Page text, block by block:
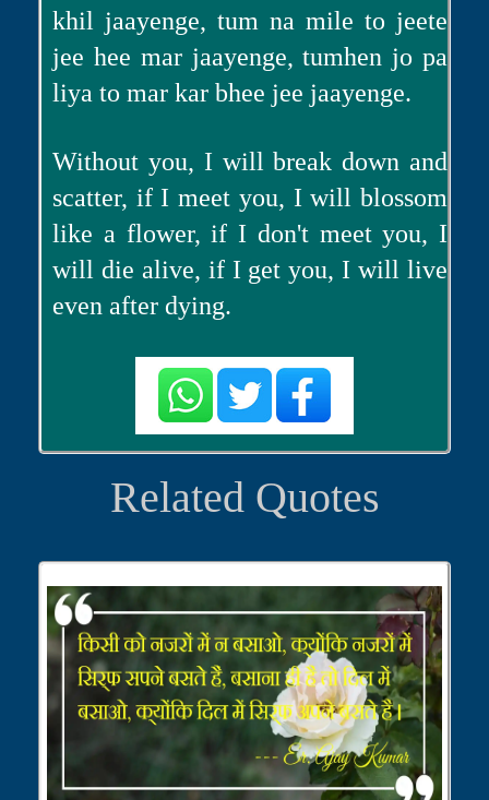
khil jaayenge, tum na mile to jeete
jee hee mar jaayenge, tumhen jo pa
liya to mar kar bhee jee jaayenge.
Without you, I will break down and
scatter, if I meet you, I will blossom
like a flower, if I don't meet you, I
will die alive, if I get you, I will live
even after dying.
Related Quotes